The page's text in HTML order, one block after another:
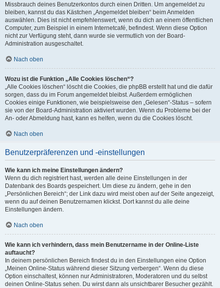
Missbrauch deines Benutzerkontos durch einen Dritten. Um angemeldet zu
bleiben, kannst du das Kästchen „Angemeldet bleiben“ beim Anmelden
auswählen. Dies ist nicht empfehlenswert, wenn du dich an einem öffentlichen
Computer, zum Beispiel in einem Internetcafé, befindest. Wenn diese Option
nicht zur Verfügung steht, dann wurde sie vermutlich von der Board-
Administration ausgeschaltet.
Nach oben
Wozu ist die Funktion „Alle Cookies löschen“?
„Alle Cookies löschen“ löscht die Cookies, die phpBB erstellt hat und die dafür
sorgen, dass du im Forum angemeldet bleibst. Außerdem ermöglichen
Cookies einige Funktionen, wie beispielsweise den „Gelesen“-Status – sofern
sie von der Board-Administration aktiviert wurden. Wenn du Probleme bei der
An- oder Abmeldung hast, kann es helfen, wenn du die Cookies löscht.
Nach oben
Benutzerpräferenzen und -einstellungen
Wie kann ich meine Einstellungen ändern?
Wenn du dich registriert hast, werden alle deine Einstellungen in der
Datenbank des Boards gespeichert. Um diese zu ändern, gehe in den
„Persönlichen Bereich“; der Link dazu wird meist oben auf der Seite angezeigt,
wenn du auf deinen Benutzernamen klickst. Dort kannst du alle deine
Einstellungen ändern.
Nach oben
Wie kann ich verhindern, dass mein Benutzername in der Online-Liste
auftaucht?
In deinem persönlichen Bereich findest du in den Einstellungen eine Option
„Meinen Online-Status während dieser Sitzung verbergen“. Wenn du diese
Option einschaltest, können nur Administratoren, Moderatoren und du selbst
deinen Online-Status sehen. Du wirst dann als unsichtbarer Besucher gezählt.